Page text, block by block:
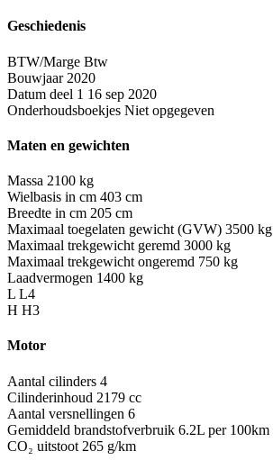
Geschiedenis
BTW/Marge Btw
Bouwjaar 2020
Datum deel 1 16 sep 2020
Onderhoudsboekjes Niet opgegeven
Maten en gewichten
Massa 2100 kg
Wielbasis in cm 403 cm
Breedte in cm 205 cm
Maximaal toegelaten gewicht (GVW) 3500 kg
Maximaal trekgewicht geremd 3000 kg
Maximaal trekgewicht ongeremd 750 kg
Laadvermogen 1400 kg
L L4
H H3
Motor
Aantal cilinders 4
Cilinderinhoud 2179 cc
Aantal versnellingen 6
Gemiddeld brandstofverbruik 6.2L per 100km
CO₂ uitstoot 265 g/km